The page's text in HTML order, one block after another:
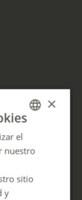
FRENCH
ENGLISH
GERMAN
SPANISH
×
el
nuestro
sitio
y